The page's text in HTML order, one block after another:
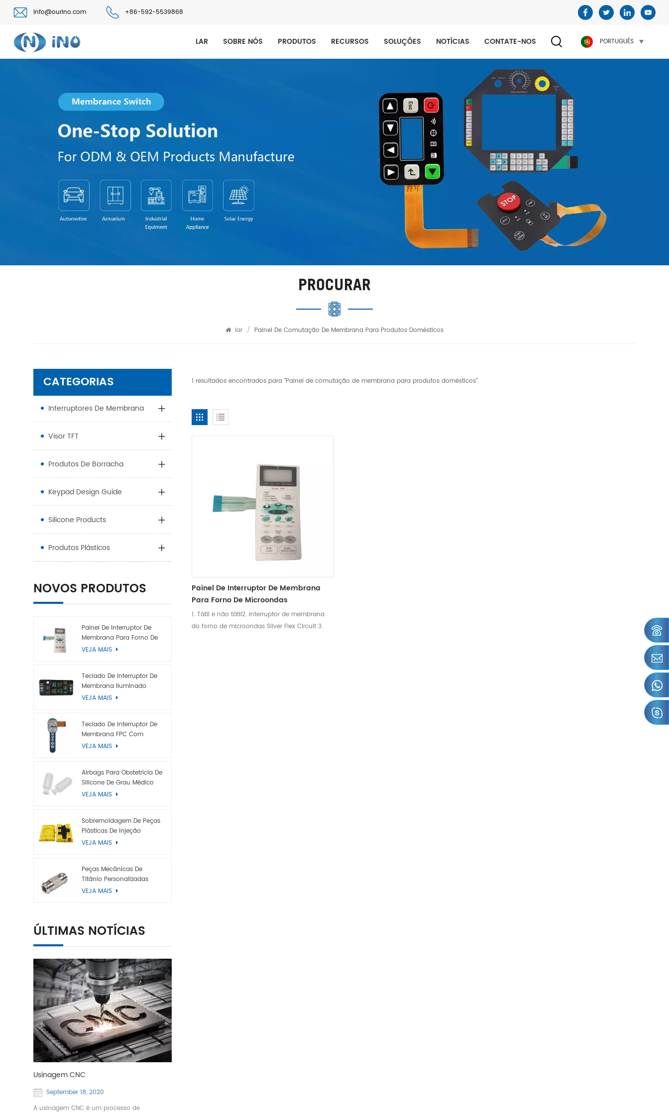
info@ourino.com +86-592-5539868
LAR SOBRE NÓS PRODUTOS RECURSOS SOLUÇÕES NOTÍCIAS CONTATE-NOS PORTUGUÊS
PROCURAR
lar / Painel De Comutação De Membrana Para Produtos Domésticos
1 resultados encontrados para "Painel de comutação de membrana para produtos domésticos"
Painel De Interruptor De Membrana
Para Forno De Microondas
1. Tátil e não tátil2. Interruptor de membrana
do forno de microondas Silver Flex Circuit 3.
CATEGORIAS
Interruptores De Membrana
Visor TFT
Produtos De Borracha
Keypad Design Guide
Silicone Products
Produtos Plásticos
NOVOS PRODUTOS
Painel De Interruptor De
Membrana Para Forno De
Microondas
VEJA MAIS
Teclado De Interruptor De
Membrana Iluminado
VEJA MAIS
Teclado De Interruptor De
Membrana FPC Com
Cúpula De Metal
VEJA MAIS
Airbags Para Obstetrícia De
Silicone De Grau Médico
VEJA MAIS
Sobremoldagem De Peças
Plásticas De Injeção
VEJA MAIS
Peças Mecânicas De
Titânio Personalizadas
Para Usinagem CNC
VEJA MAIS
ÚLTIMAS NOTÍCIAS
Usinagem CNC
September 18, 2020
A usinagem CNC é um processo de